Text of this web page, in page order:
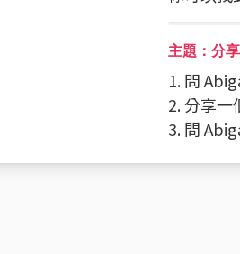
主題：分
1. 問
2. 分享一
3. 問